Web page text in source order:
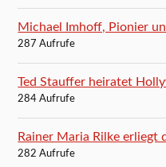
Michael Imhoff, Pionier
287 Aufrufe
Ted Stauffer heiratet
284 Aufrufe
Rainer Maria Rilke erliegt
282 Aufrufe